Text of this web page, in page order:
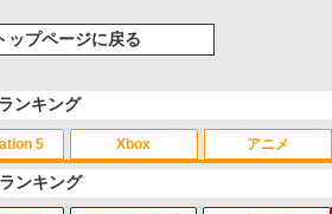
ップページに戻る
ンキング
5 Xbox アニメ
ンキング